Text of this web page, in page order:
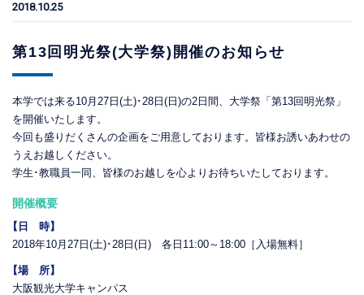
2018.10.25
第13回明光祭(大学祭)開催のお知らせ
本学では来る10月27日(土)･28日(日)の2日間、大学祭「第13回明光祭」
を開催いたします。
今回も盛りだくさんの企画をご用意しております。皆様お誘いあわせの
うえお越しください。
学生･教職員一同、皆様のお越しを心よりお待ちいたしております。
開催概要
【日 時】
2018年10月27日(土)･28日(日) 各日11:00～18:00［入場無料］
【場 所】
大阪観光大学キャンパス